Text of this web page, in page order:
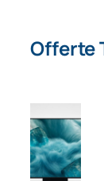
Offerte